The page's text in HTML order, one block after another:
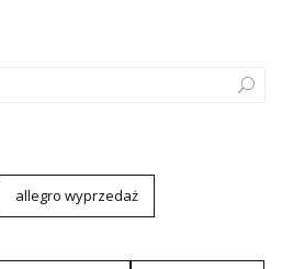
allegro wyprzedaż